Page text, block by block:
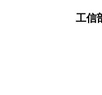
工信